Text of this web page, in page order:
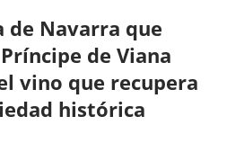
de Navarra que
de Viana
vino que recupera
histórica